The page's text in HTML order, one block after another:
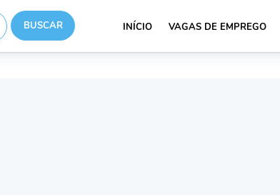
INÍCIO VAGAS DE EMPREGO